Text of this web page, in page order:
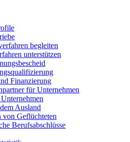
begleiten
unterstützen
Finanzierung
für Unternehmen
Ausland
Geflüchteten
Berufsabschlüsse